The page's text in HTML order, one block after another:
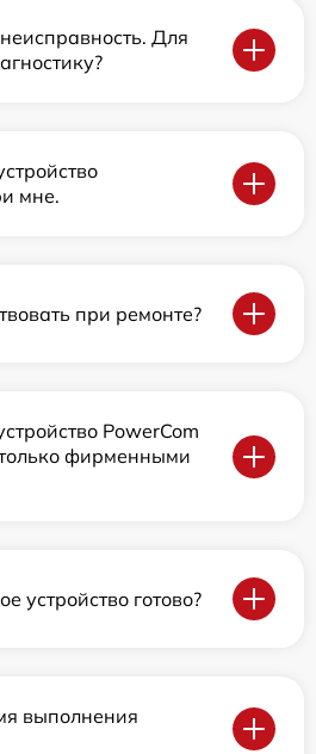
Для
мне.
при ремонте?
PowerCom
фирменными
устройство готово?
выполнения